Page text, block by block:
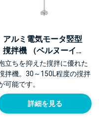
アルミ電気モータ竪型
撹拌機 （ベルヌーイ流
撹拌体BEAG E型）
【NTME-A-SD】
立ちを抑えた撹拌に優れた
拌機。30～150L程度の撹拌
可能です。
詳細を見る